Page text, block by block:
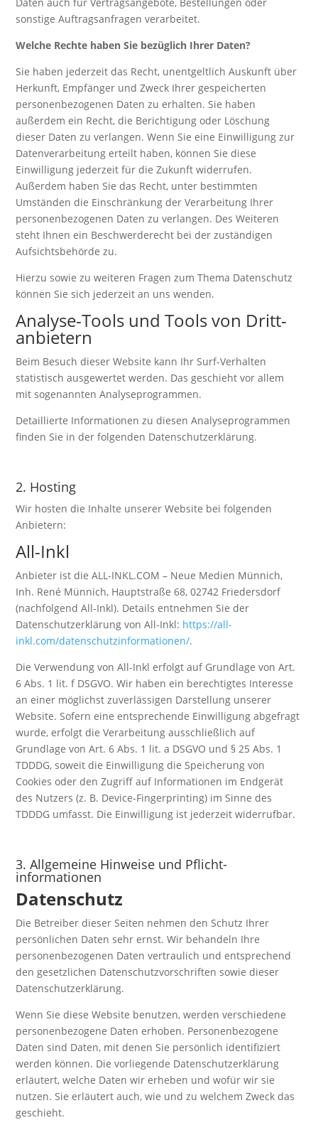
sonstige Auftragsanfragen verarbeitet.
Welche Rechte haben Sie bezüglich Ihrer Daten?
Sie haben jederzeit das Recht, unentgeltlich Auskunft über
Herkunft, Empfänger und Zweck Ihrer gespeicherten
personenbezogenen Daten zu erhalten. Sie haben
außerdem ein Recht, die Berichtigung oder Löschung
dieser Daten zu verlangen. Wenn Sie eine Einwilligung zur
Datenverarbeitung erteilt haben, können Sie diese
Einwilligung jederzeit für die Zukunft widerrufen.
Außerdem haben Sie das Recht, unter bestimmten
Umständen die Einschränkung der Verarbeitung Ihrer
personenbezogenen Daten zu verlangen. Des Weiteren
steht Ihnen ein Beschwerderecht bei der zuständigen
Aufsichtsbehörde zu.
Hierzu sowie zu weiteren Fragen zum Thema Datenschutz
können Sie sich jederzeit an uns wenden.
Analyse-Tools und Tools von Dritt­
anbietern
Beim Besuch dieser Website kann Ihr Surf-Verhalten
statistisch ausgewertet werden. Das geschieht vor allem
mit sogenannten Analyseprogrammen.
Detaillierte Informationen zu diesen Analyseprogrammen
finden Sie in der folgenden Datenschutzerklärung.
2. Hosting
Wir hosten die Inhalte unserer Website bei folgenden
Anbietern:
All-Inkl
Anbieter ist die ALL-INKL.COM – Neue Medien Münnich,
Inh. René Münnich, Hauptstraße 68, 02742 Friedersdorf
(nachfolgend All-Inkl). Details entnehmen Sie der
Datenschutzerklärung von All-Inkl: https://all-
inkl.com/datenschutzinformationen/.
Die Verwendung von All-Inkl erfolgt auf Grundlage von Art.
6 Abs. 1 lit. f DSGVO. Wir haben ein berechtigtes Interesse
an einer möglichst zuverlässigen Darstellung unserer
Website. Sofern eine entsprechende Einwilligung abgefragt
wurde, erfolgt die Verarbeitung ausschließlich auf
Grundlage von Art. 6 Abs. 1 lit. a DSGVO und § 25 Abs. 1
TDDDG, soweit die Einwilligung die Speicherung von
Cookies oder den Zugriff auf Informationen im Endgerät
des Nutzers (z. B. Device-Fingerprinting) im Sinne des
TDDDG umfasst. Die Einwilligung ist jederzeit widerrufbar.
3. Allgemeine Hinweise und Pflicht­
informationen
Datenschutz
Die Betreiber dieser Seiten nehmen den Schutz Ihrer
persönlichen Daten sehr ernst. Wir behandeln Ihre
personenbezogenen Daten vertraulich und entsprechend
den gesetzlichen Datenschutzvorschriften sowie dieser
Datenschutzerklärung.
Wenn Sie diese Website benutzen, werden verschiedene
personenbezogene Daten erhoben. Personenbezogene
Daten sind Daten, mit denen Sie persönlich identifiziert
werden können. Die vorliegende Datenschutzerklärung
erläutert, welche Daten wir erheben und wofür wir sie
nutzen. Sie erläutert auch, wie und zu welchem Zweck das
geschieht.